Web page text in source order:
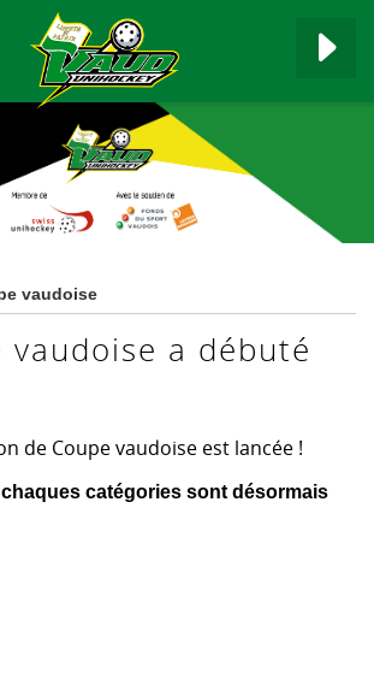
vaudoise
vaudoise a débuté
de Coupe vaudoise est lancée !
catégories sont désormais